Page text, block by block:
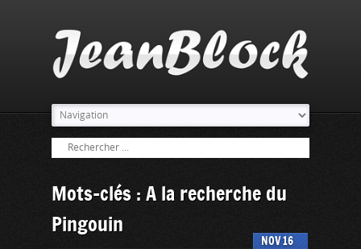
Mots-clés : A la recherche du
Pingouin
16
NOV